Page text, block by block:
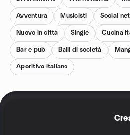
Avventura Musicisti Social
Nuovo in città Single Cucina
Bar e pub Balli di società
Aperitivo italiano